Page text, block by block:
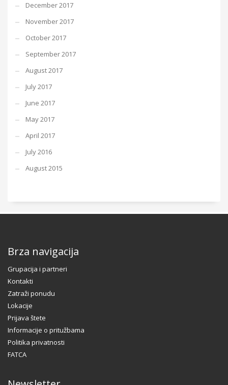
December 2017
November 2017
October 2017
September 2017
August 2017
July 2017
June 2017
May 2017
April 2017
July 2016
August 2015
Brza navigacija
Grupacija i partneri
Kontakti
Zatraži ponudu
Lokacije
Prijava štete
Informacije o pritužbama
Politika privatnosti
FATCA